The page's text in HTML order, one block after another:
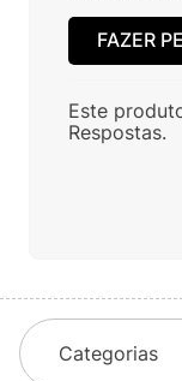
FAZER
Este
Respostas.
Categorias